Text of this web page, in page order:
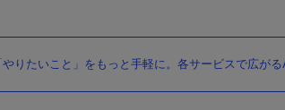
りたいこと」をもっと手軽に。各サービスで広が